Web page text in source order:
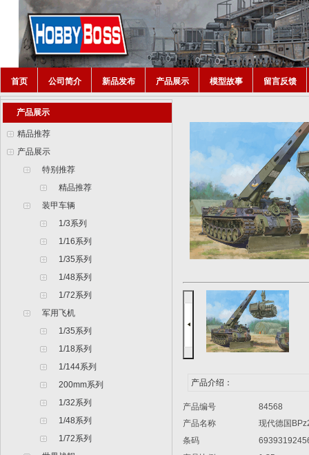
首页 公司简介 新品发布 产品展示 模型故事 留言反馈
产品展示
精品推荐
产品展示
特别推荐
精品推荐
装甲车辆
1/3系列
1/16系列
1/35系列
1/48系列
1/72系列
军用飞机
1/35系列
1/18系列
1/144系列
200mm系列
1/32系列
1/48系列
1/72系列
产品介绍：
产品编号
84568
产品名称
现代德国
条码